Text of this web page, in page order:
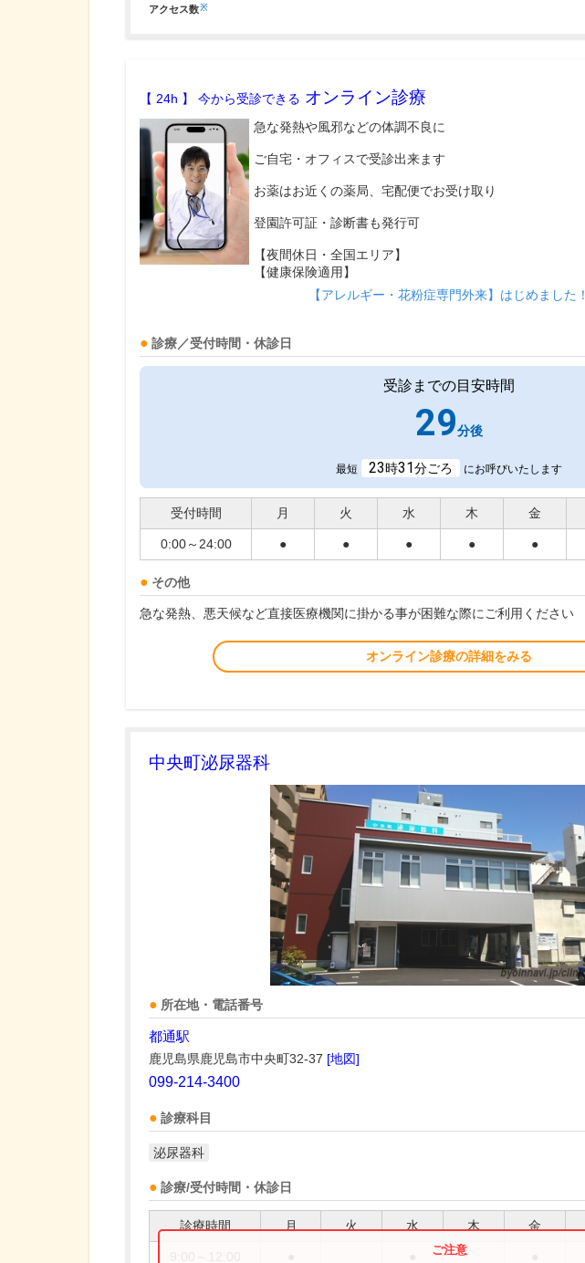
アクセス数※
【 24h 】 今から受診できる オンライン診療
急な発熱や風邪などの体調不良に
ご自宅・オフィスで受診出来ます
お薬はお近くの薬局、宅配便でお受け取り
登園許可証・診断書も発行可
【夜間休日・全国エリア】
【健康保険適用】
【アレルギー・花粉症専門外来】はじめました！
診療／受付時間・休診日
受診までの目安時間
29分後
最短 23時31分ごろ にお呼びいたします
受付時間 月 火 水 木 金
0:00～24:00 ● ● ● ● ●
その他
急な発熱、悪天候など直接医療機関に掛かる事が困難な際にご利用ください
オンライン診療の詳細をみる
中央町泌尿器科
所在地・電話番号
都通駅
鹿児島県鹿児島市中央町32-37 [地図]
099-214-3400
診療科目
泌尿器科
診療/受付時間・休診日
診療時間 月 火 水 木 金